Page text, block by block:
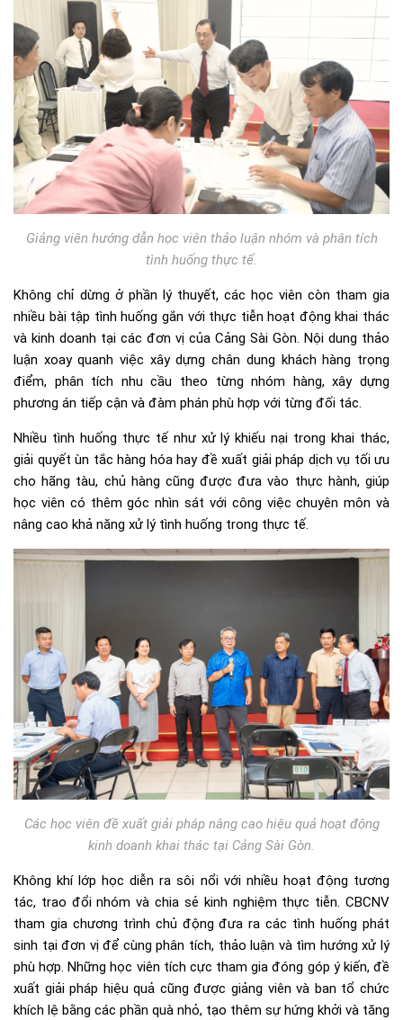
Giảng viên hướng dẫn học viên thảo luận nhóm và phân tích
tình huống thực tế.
Không chỉ dừng ở phần lý thuyết, các học viên còn tham gia
nhiều bài tập tình huống gắn với thực tiễn hoạt động khai thác
và kinh doanh tại các đơn vị của Cảng Sài Gòn. Nội dung thảo
luận xoay quanh việc xây dựng chân dung khách hàng trọng
điểm, phân tích nhu cầu theo từng nhóm hàng, xây dựng
phương án tiếp cận và đàm phán phù hợp với từng đối tác.
Nhiều tình huống thực tế như xử lý khiếu nại trong khai thác,
giải quyết ùn tắc hàng hóa hay đề xuất giải pháp dịch vụ tối ưu
cho hãng tàu, chủ hàng cũng được đưa vào thực hành, giúp
học viên có thêm góc nhìn sát với công việc chuyên môn và
nâng cao khả năng xử lý tình huống trong thực tế.
Các học viên đề xuất giải pháp nâng cao hiệu quả hoạt động
kinh doanh khai thác tại Cảng Sài Gòn.
Không khí lớp học diễn ra sôi nổi với nhiều hoạt động tương
tác, trao đổi nhóm và chia sẻ kinh nghiệm thực tiễn. CBCNV
tham gia chương trình chủ động đưa ra các tình huống phát
sinh tại đơn vị để cùng phân tích, thảo luận và tìm hướng xử lý
phù hợp. Những học viên tích cực tham gia đóng góp ý kiến, đề
xuất giải pháp hiệu quả cũng được giảng viên và ban tổ chức
khích lệ bằng các phần quà nhỏ, tạo thêm sự hứng khởi và tăng